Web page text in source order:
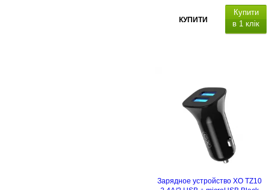
КУПИТИ
Купити
в 1 клік
lightning (1 м)
Зарядное устройство XO TZ10